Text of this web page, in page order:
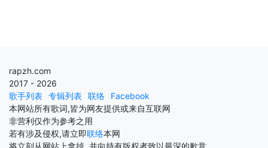
rapzh.com
2017 - 2026
歌手列表 专辑列表 联络
Facebook
本网站所有歌词,皆为网友提供或来自互联网
非营利仅作为参考之用
若有涉及侵权,请立即联络本网
将立刻从网站上拿掉, 并向持有版权者致以最深的歉意